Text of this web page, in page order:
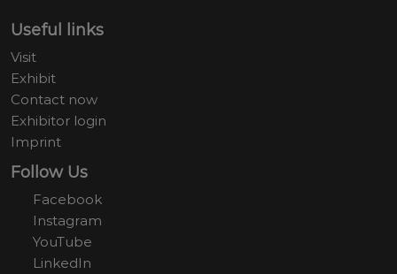
Useful links
Visit
Exhibit
Contact now
Exhibitor login
Imprint
Follow Us
Facebook
Instagram
YouTube
LinkedIn